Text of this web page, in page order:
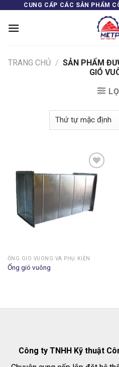
content
CUNG CẤP CÁC SẢN PHẨM
TRANG CHỦ / SẢN PHẨM
GIÓ
Add to
wishlist
ỐNG GIÓ VUÔNG VÀ PHỤ KIỆN
Ống gió vuông
Công ty TNHH Kỹ thuật